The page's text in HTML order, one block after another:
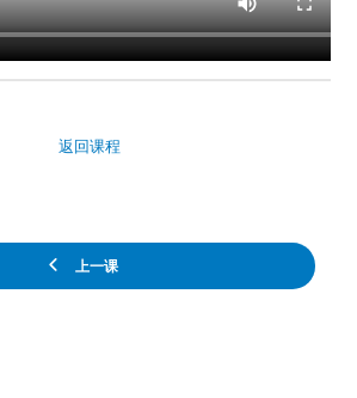
上一课
返回课程